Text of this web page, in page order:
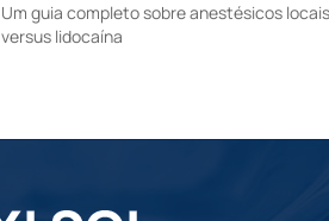
Um guia completo sobre anestésicos
versus lidocaína